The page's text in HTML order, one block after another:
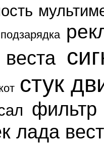
подзарядка
стук
лада